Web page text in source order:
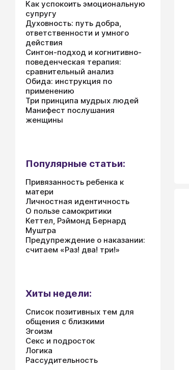
Как успокоить эмоциональную
супругу
Духовность: путь добра,
ответственности и умного
действия
Синтон-подход и когнитивно-
поведенческая терапия:
сравнительный анализ
Обида: инструкция по
применению
Три принципа мудрых людей
Манифест послушания
женщины
Популярные статьи:
Привязанность ребенка к
матери
Личностная идентичность
О пользе самокритики
Кеттел, Рэймонд Бернард
Муштра
Предупреждение о наказании:
считаем «Раз! два! три!»
Хиты недели:
Список позитивных тем для
общения с близкими
Эгоизм
Секс и подросток
Логика
Рассудительность